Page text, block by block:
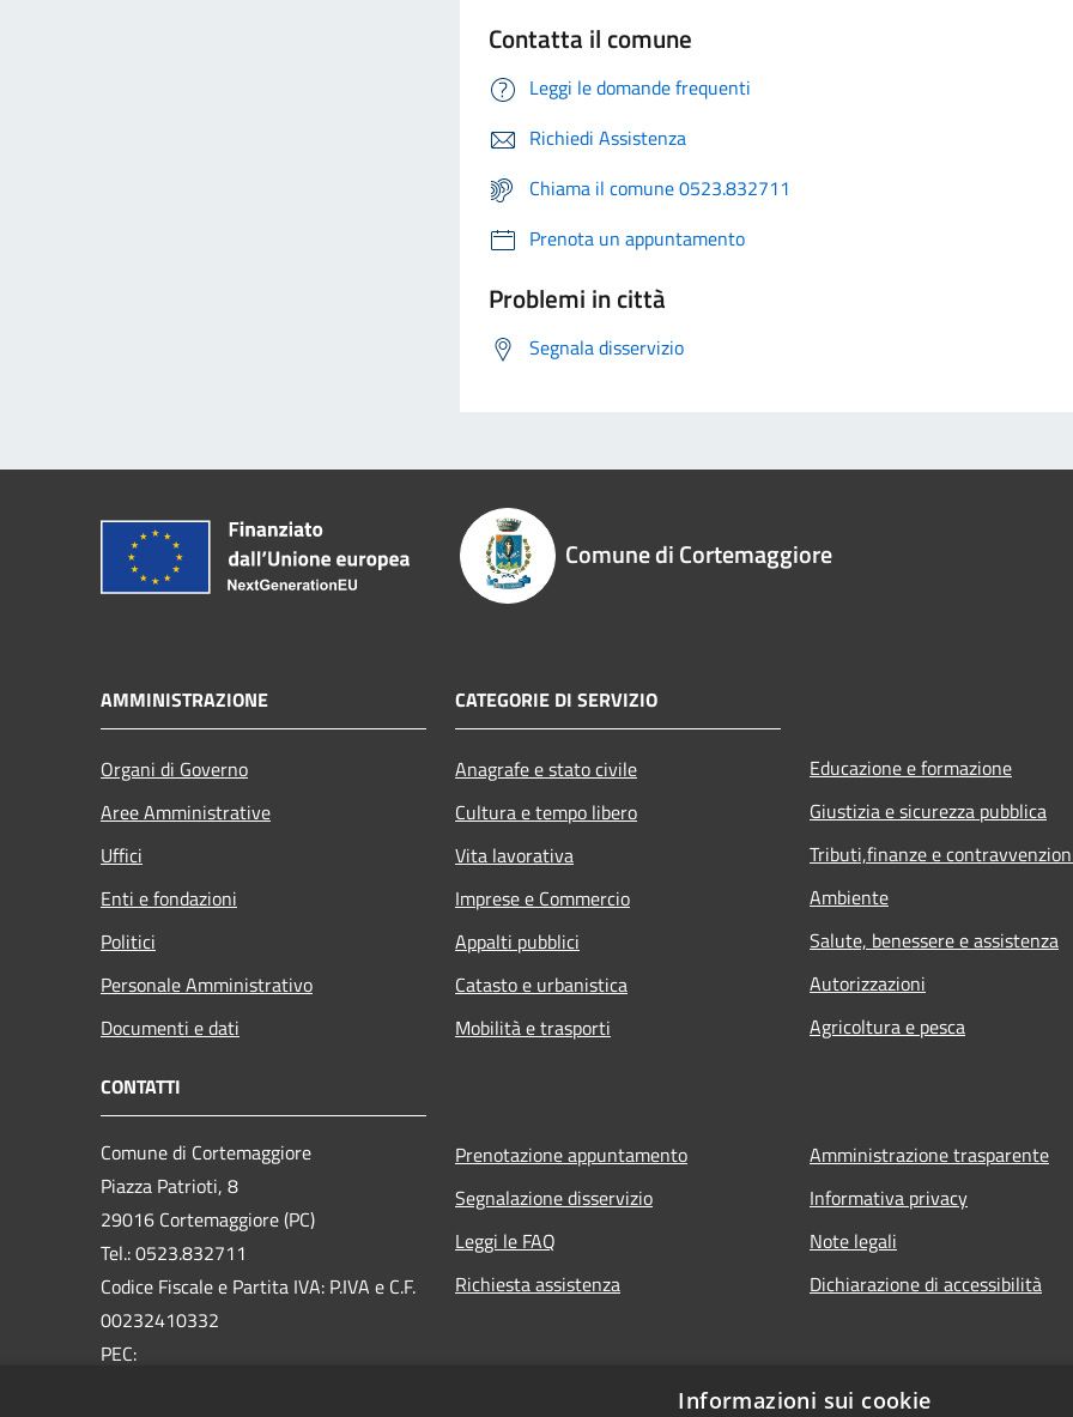
Contatta il comune
Leggi le domande frequenti
Richiedi Assistenza
Chiama il comune 0523.832711
Prenota un appuntamento
Problemi in città
Segnala disservizio
Comune di Cortemaggiore
AMMINISTRAZIONE
Organi di Governo
Aree Amministrative
Uffici
Enti e fondazioni
Politici
Personale Amministrativo
Documenti e dati
CATEGORIE DI SERVIZIO
Anagrafe e stato civile
Cultura e tempo libero
Vita lavorativa
Imprese e Commercio
Appalti pubblici
Catasto e urbanistica
Mobilità e trasporti
Educazione e formazione
Giustizia e sicurezza pubblica
Tributi,finanze e
Ambiente
Salute, benessere e assistenza
Autorizzazioni
Agricoltura e pesca
CONTATTI
Comune di Cortemaggiore
Piazza Patrioti, 8
29016 Cortemaggiore (PC)
Tel.: 0523.832711
Codice Fiscale e Partita IVA: P.IVA e C.F.
00232410332
PEC:
Prenotazione appuntamento
Segnalazione disservizio
Leggi le FAQ
Richiesta assistenza
Amministrazione trasparente
Informativa privacy
Note legali
Dichiarazione di accessibilità
Informazioni sui cookie